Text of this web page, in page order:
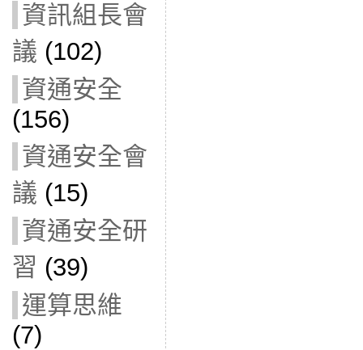
資訊組長會
議 (102)
資通安全
(156)
資通安全會
議 (15)
資通安全研
習 (39)
運算思維
(7)